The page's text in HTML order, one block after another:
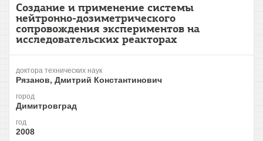
Создание и применение системы
нейтронно-дозиметрического
сопровождения экспериментов на
исследовательских реакторах
доктора технических наук
Рязанов, Дмитрий Константинович
город
Димитровград
год
2008